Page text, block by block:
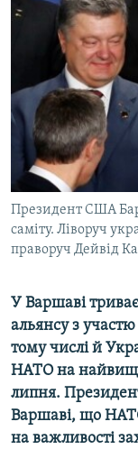
ВСЕ ЗА ДЕНЬ
СПЕЦПРОЕКТИ
ДЕПОРТАЦІЯ
ВІДЕОУРОКИ
СВІДЧЕННЯ ОКУПАЦІЇ
УКРАЇНСЬКА
ІНФОГРАФІКА
ЯК ОБІЙТИ
Русский
Qırımtatar
ДОЛУЧАЙСЯ!
Усі сайти RFE/
Президент США
саміту. Ліворуч
праворуч Дейвід
У Варшаві
альянсу з
тому числі й
НАТО на
липня.
Варшаві, що
на важливості